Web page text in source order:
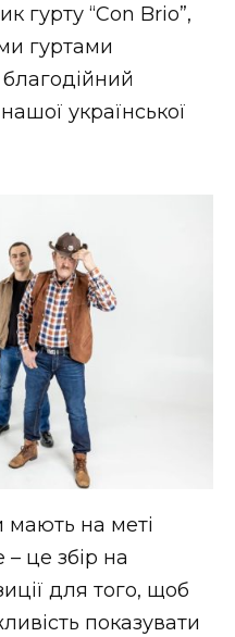
гурту “Con Brio”,
гуртами
української
мають на меті
це збір на
для того, щоб
показувати